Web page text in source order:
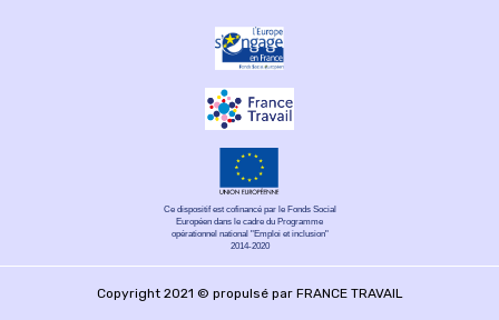
Ce dispositif est cofinancé par le Fonds Social
Européen dans le cadre du Programme
opérationnel national "Emploi et inclusion"
2014-2020
Copyright 2021 © propulsé par FRANCE TRAVAIL